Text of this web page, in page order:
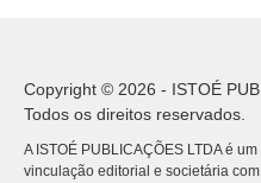
Copyright © 2026 - ISTOÉ
Todos os direitos reservados.
A ISTOÉ PUBLICAÇÕES LTDA é
vinculação editorial e societária